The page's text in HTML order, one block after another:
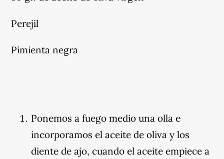
Perejil
Pimienta negra
Ponemos a fuego medio una olla e
incorporamos el aceite de oliva y los
diente de ajo, cuando el aceite empiece a